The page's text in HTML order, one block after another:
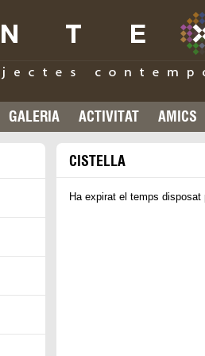
GALERIA ACTIVITAT AMICS
CISTELLA
Ha expirat el temps